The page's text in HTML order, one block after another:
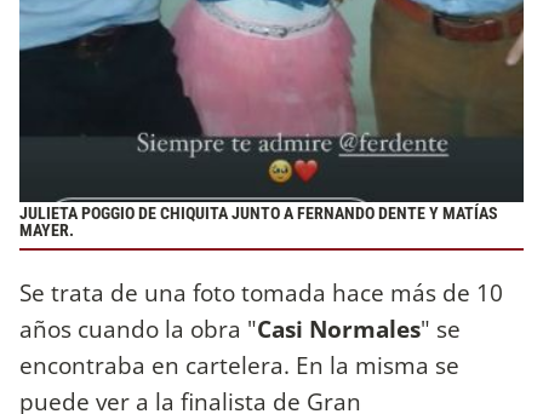
JULIETA POGGIO DE CHIQUITA JUNTO A FERNANDO DENTE Y MATÍAS
MAYER.
Se trata de una foto tomada hace más de 10
años cuando la obra "Casi Normales" se
encontraba en cartelera. En la misma se
puede ver a la finalista de Gran